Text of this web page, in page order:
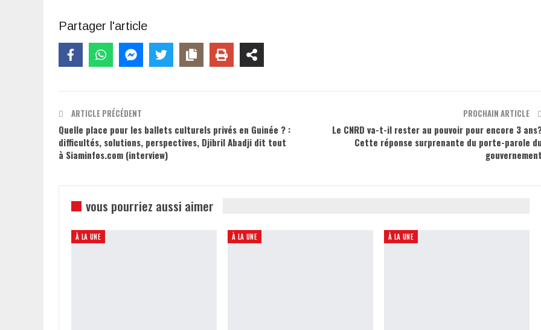
Partager l'article
ARTICLE PRÉCÉDENT
Quelle place pour les ballets culturels privés en Guinée ? :
difficultés, solutions, perspectives, Djibril Abadji dit tout
à Siaminfos.com (interview)
PROCHAIN ARTICLE
Le CNRD va-t-il rester au pouvoir pour encore 3
Cette réponse surprenante du porte-parole du
gouvernement
vous pourriez aussi aimer
À LA UNE À LA UNE À LA UNE